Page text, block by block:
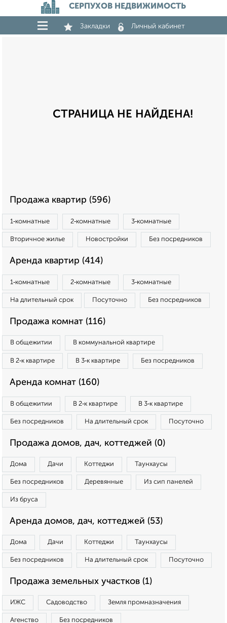
СЕРПУХОВ НЕДВИЖИМОСТЬ
Закладки Личный кабинет
СТРАНИЦА НЕ НАЙДЕНА!
Продажа квартир (596)
1‑комнатные 2‑комнатные 3‑комнатные
Вторичное жилье Новостройки Без посредников
Аренда квартир (414)
1‑комнатные 2‑комнатные 3‑комнатные
На длительный срок Посуточно Без посредников
Продажа комнат (116)
В общежитии В коммунальной квартире
В 2‑к квартире В 3‑к квартире Без посредников
Аренда комнат (160)
В общежитии В 2‑к квартире В 3‑к квартире
Без посредников На длительный срок Посуточно
Продажа домов, дач, коттеджей (0)
Дома Дачи Коттеджи Таунхаусы
Без посредников Деревянные Из сип панелей
Из бруса
Аренда домов, дач, коттеджей (53)
Дома Дачи Коттеджи Таунхаусы
Без посредников На длительный срок Посуточно
Продажа земельных участков (1)
ИЖС Садоводство Земля промназначения
Агенство Без посредников